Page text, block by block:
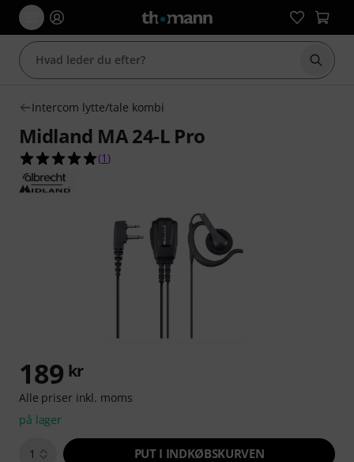
Start
Intercom lytte/tale kombi
Midland MA 24-L Pro
5.0 ud af 5 stjerner fra 1 kundebedømmelser
(1 )
189 kr
Alle priser inkl. moms
på lager
1 PUT I INDKØBSKURVEN